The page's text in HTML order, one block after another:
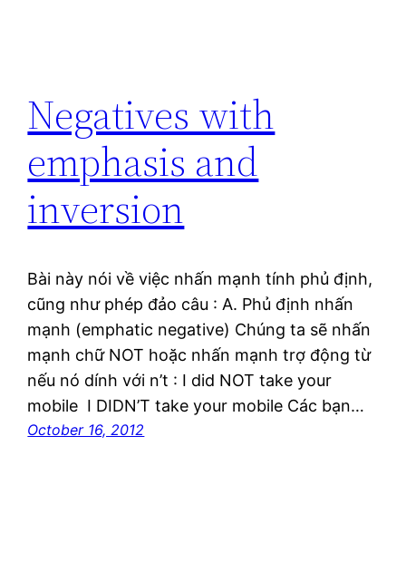
Negatives with
emphasis and
inversion
Bài này nói về việc nhấn mạnh tính phủ định,
cũng như phép đảo câu : A. Phủ định nhấn
mạnh (emphatic negative) Chúng ta sẽ nhấn
mạnh chữ NOT hoặc nhấn mạnh trợ động từ
nếu nó dính với n’t : I did NOT take your
mobile I DIDN’T take your mobile Các bạn…
October 16, 2012